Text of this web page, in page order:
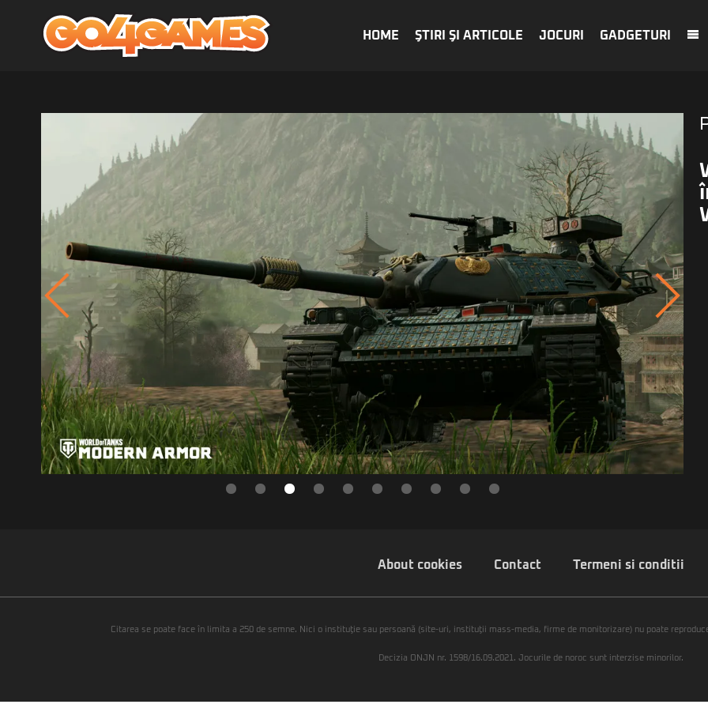
HOME ŞTIRI ŞI ARTICOLE JOCURI GADGETURI
About cookies Contact Termeni si conditii
Citarea se poate face în limita a 250 de semne. Nici o instituţie sau persoană (site-uri, instituţii mass-media, firme de monitorizare) nu poate
Decizia ONJN nr. 1598/16.09.2021. Jocurile de noroc sunt interzise minorilor.